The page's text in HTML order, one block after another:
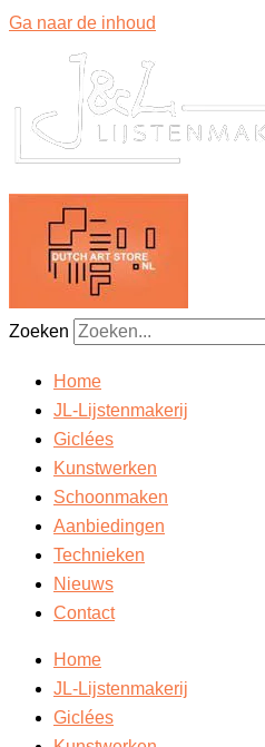
Ga naar de inhoud
Zoeken
Home
JL-Lijstenmakerij
Giclées
Kunstwerken
Schoonmaken
Aanbiedingen
Technieken
Nieuws
Contact
Home
JL-Lijstenmakerij
Giclées